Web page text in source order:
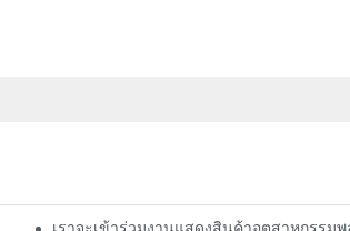
เราจะเข้าร่วมงานแสดงสินค้าอุตสาหกรรม